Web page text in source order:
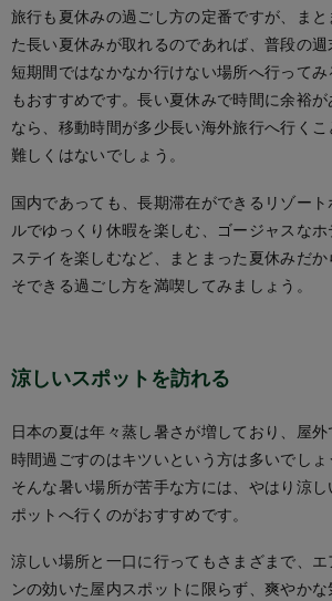
旅行も夏休みの過ごし方の定番ですが、まと
た長い夏休みが取れるのであれば、普段の週
短期間ではなかなか行けない場所へ行ってみ
もおすすめです。長い夏休みで時間に余裕が
なら、移動時間が多少長い海外旅行へ行くこ
難しくはないでしょう。
国内であっても、長期滞在ができるリゾート
ルでゆっくり休暇を楽しむ、ゴージャスなホ
ステイを楽しむなど、まとまった夏休みだか
そできる過ごし方を満喫してみましょう。
涼しいスポットを訪れる
日本の夏は年々蒸し暑さが増しており、屋外
時間過ごすのはキツいという方は多いでしょ
そんな暑い場所が苦手な方には、やはり涼し
ポットへ行くのがおすすめです。
涼しい場所と一口に行ってもさまざまで、エ
ンの効いた屋内スポットに限らず、爽やかな